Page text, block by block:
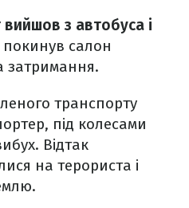
вийшов з автобуса і
покинув салон
затримання.
транспорту
під колесами
Відтак
на терориста і